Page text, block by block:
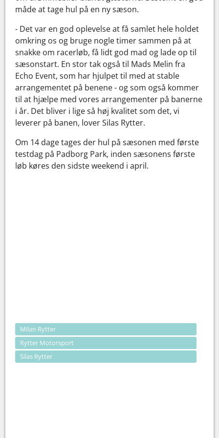
måde at tage hul på en ny sæson.
- Det var en god oplevelse at få samlet hele holdet
omkring os og bruge nogle timer sammen på at
snakke om racerløb, få lidt god mad og lade op til
sæsonstart. En stor tak også til Mads Melin fra
Echo Event, som har hjulpet til med at stable
arrangementet på benene - og som også kommer
til at hjælpe med vores arrangementer på banerne
i år. Det bliver i lige så høj kvalitet som det, vi
leverer på banen, lover Silas Rytter.
Om 14 dage tages der hul på sæsonen med første
testdag på Padborg Park, inden sæsonens første
løb køres den sidste weekend i april.
Milan Rytter
Rytter Motorsport
Silas Rytter